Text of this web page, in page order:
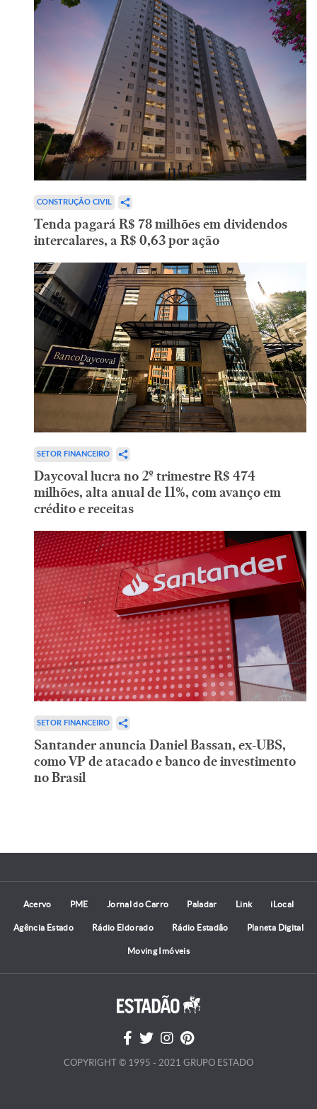
CONSTRUÇÃO CIVIL
Tenda pagará R$ 78 milhões em dividendos
intercalares, a R$ 0,63 por ação
SETOR FINANCEIRO
Daycoval lucra no 2º trimestre R$ 474
milhões, alta anual de 11%, com avanço em
crédito e receitas
SETOR FINANCEIRO
Santander anuncia Daniel Bassan, ex-UBS,
como VP de atacado e banco de investimento
no Brasil
Acervo PME Jornal do Carro Paladar Link iLocal
Agência Estado Rádio Eldorado Rádio Estadão Planeta Digital
Moving Imóveis
COPYRIGHT © 1995 - 2021 GRUPO ESTADO